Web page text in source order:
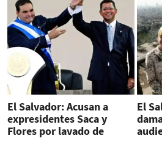
El Salvador: Acusan a
expresidentes Saca y
Flores por lavado de
El